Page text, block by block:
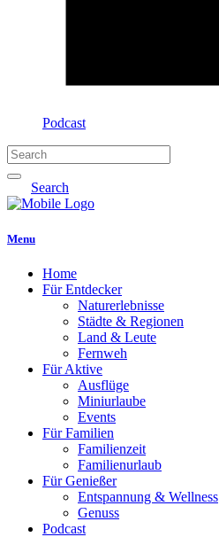
Podcast
Search
Menu
Home
Für Entdecker
Naturerlebnisse
Städte & Regionen
Land & Leute
Fernweh
Für Aktive
Ausflüge
Miniurlaube
Events
Für Familien
Familienzeit
Familienurlaub
Für Genießer
Entspannung & Wellness
Genuss
Podcast